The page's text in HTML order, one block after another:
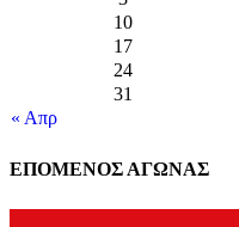
« Απρ
10
17
24
31
ΕΠΟΜΕΝΟΣ ΑΓΩΝΑΣ